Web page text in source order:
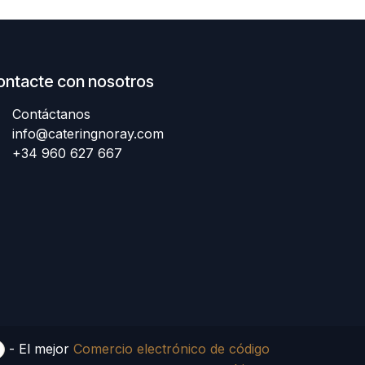
con nosotros
Contáctanos
info@cateringnoray.com
+34 960 627 667
- El mejor Comercio electrónico de código